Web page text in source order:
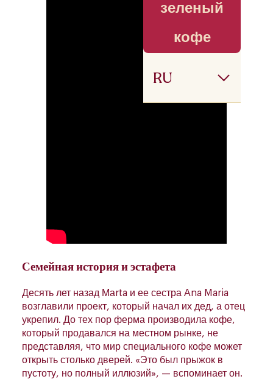
зеленый
кофе
RU
Семейная история и эстафета
Десять лет назад Маrta и ее сестра Аna Maria
возглавили проект, который начал их дед, а отец
укрепил. До тех пор ферма производила кофе,
который продавался на местном рынке, не
представляя, что мир специального кофе может
открыть столько дверей. «Это был прыжок в
пустоту, но полный иллюзий», — вспоминает он.